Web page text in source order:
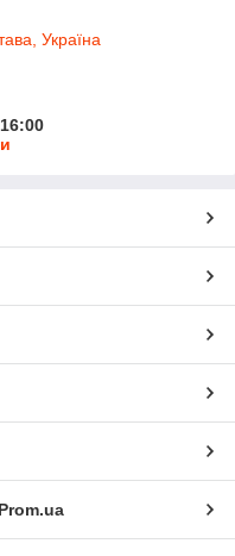
Україна
Prom.ua